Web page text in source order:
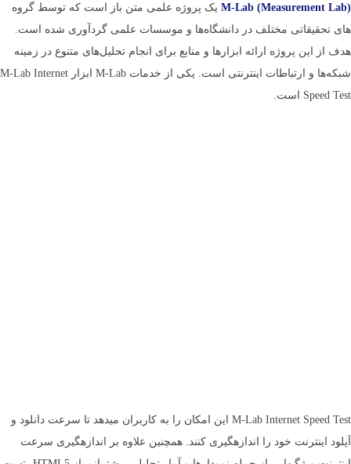
M-Lab (Measurement Lab) یک پروژه علمی متن باز است که توسط گروه­‌
های تحقیقاتی مختلف در دانشگاه­‌ها و موسسات علمی گردآوری شده است.
هدف از این پروژه ارائه ابزارها و منابع برای انجام تحلیل­‌های متنوع در زمینه
شبکه­‌ها و ارتباطات اینترنتی است. یکی از خدمات M-Lab ابزار M-Lab Internet
Speed Test است.
M-Lab Internet Speed Test این امکان را به کاربران می­دهد تا سرعت دانلود و
آپلود اینترنت خود را اندازه­گیری کنند. همچنین علاوه بر اندازه­گیری سرعت